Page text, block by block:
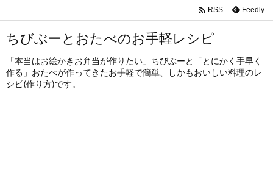
 RSS Feedly
ちびぶーとおたべのお手軽レシピ
「本当はお絵かきお弁当が作りたい」ちびぶーと「とにかく手早く
作る」おたべが作ってきたお手軽で簡単、しかもおいしい料理のレ
シピ(作り方)です。